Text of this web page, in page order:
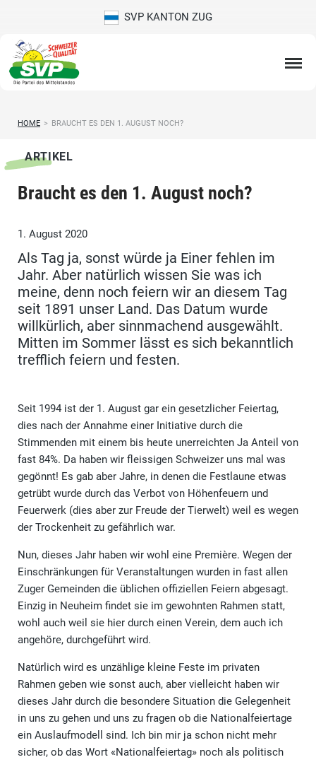
SVP KANTON ZUG
HOME > BRAUCHT ES DEN 1. AUGUST NOCH?
ARTIKEL
Braucht es den 1. August noch?
1. August 2020
Als Tag ja, sonst würde ja Einer fehlen im
Jahr. Aber natürlich wissen Sie was ich
meine, denn noch feiern wir an diesem Tag
seit 1891 unser Land. Das Datum wurde
willkürlich, aber sinnmachend ausgewählt.
Mitten im Sommer lässt es sich bekanntlich
trefflich feiern und festen.
Seit 1994 ist der 1. August gar ein gesetzlicher Feiertag,
dies nach der Annahme einer Initiative durch die
Stimmenden mit einem bis heute unerreichten Ja Anteil von
fast 84%. Da haben wir fleissigen Schweizer uns mal was
gegönnt! Es gab aber Jahre, in denen die Festlaune etwas
getrübt wurde durch das Verbot von Höhenfeuern und
Feuerwerk (dies aber zur Freude der Tierwelt) weil es wegen
der Trockenheit zu gefährlich war.
Nun, dieses Jahr haben wir wohl eine Première. Wegen der
Einschränkungen für Veranstaltungen wurden in fast allen
Zuger Gemeinden die üblichen offiziellen Feiern abgesagt.
Einzig in Neuheim findet sie im gewohnten Rahmen statt,
wohl auch weil sie hier durch einen Verein, dem auch ich
angehöre, durchgeführt wird.
Natürlich wird es unzählige kleine Feste im privaten
Rahmen geben wie sonst auch, aber vielleicht haben wir
dieses Jahr durch die besondere Situation die Gelegenheit
in uns zu gehen und uns zu fragen ob die Nationalfeiertage
ein Auslaufmodell sind. Ich bin mir ja schon nicht mehr
sicher, ob das Wort «Nationalfeiertag» noch als politisch